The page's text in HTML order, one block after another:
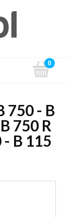
750 - B
750 R
- B 115